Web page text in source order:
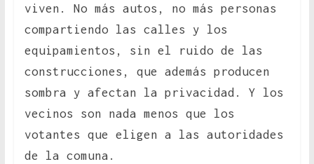
viven. No más autos, no más personas
compartiendo las calles y los
equipamientos, sin el ruido de las
construcciones, que además producen
sombra y afectan la privacidad. Y los
vecinos son nada menos que los
votantes que eligen a las autoridades
de la comuna.